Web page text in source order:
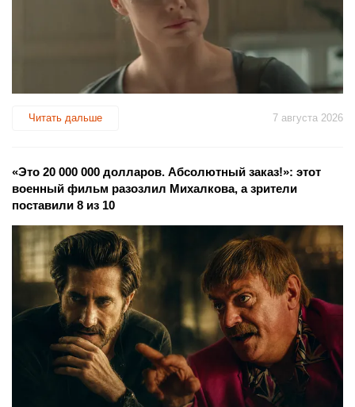
Читать дальше 7 августа 2026
«Это 20 000 000 долларов. Абсолютный заказ!»: этот
военный фильм разозлил Михалкова, а зрители
поставили 8 из 10